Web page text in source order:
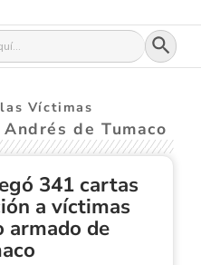
Botón
Víctimas
de Tumaco
341 cartas
a víctimas
de